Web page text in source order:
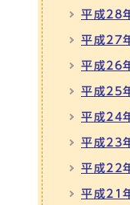
平成28
平成27
平成26
平成25
平成24
平成23
平成22
平成21